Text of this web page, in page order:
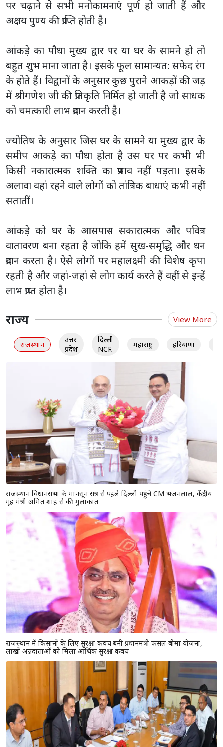
पर चढ़ाने से सभी मनोकामनाएं पूर्ण हो जाती हैं और
अक्षय पुण्य की प्राप्ति होती है।
आंकड़े का पौधा मुख्य द्वार पर या घर के सामने हो तो
बहुत शुभ माना जाता है। इसके फूल सामान्यत: सफेद रंग
के होते हैं। विद्वानों के अनुसार कुछ पुराने आकड़ों की जड़
में श्रीगणेश जी की प्रतिकृति निर्मित हो जाती है जो साधक
को चमत्कारी लाभ प्रदान करती है।
ज्योतिष के अनुसार जिस घर के सामने या मुख्य द्वार के
समीप आकड़े का पौधा होता है उस घर पर कभी भी
किसी नकारात्मक शक्ति का प्रभाव नहीं पड़ता। इसके
अलावा वहां रहने वाले लोगों को तांत्रिक बाधाएं कभी नहीं
सतातीं।
आंकड़े को घर के आसपास सकारात्मक और पवित्र
वातावरण बना रहता है जोकि हमें सुख-समृद्धि और धन
प्रदान करता है। ऐसे लोगों पर महालक्ष्मी की विशेष कृपा
रहती है और जहां-जहां से लोग कार्य करते हैं वहीं से इन्हें
लाभ प्राप्त होता है।
राज्य View More
राजस्थान
उत्तर
प्रदेश
दिल्ली
NCR
महाराष्ट्र हरियाणा
राजस्थान विधानसभा के मानसून सत्र से पहले दिल्ली पहुंचे CM भजनलाल, केंद्रीय
गृह मंत्री अमित शाह से की मुलाकात
राजस्थान में किसानों के लिए सुरक्षा कवच बनी प्रधानमंत्री फसल बीमा योजना,
लाखों अन्नदाताओं को मिला आर्थिक सुरक्षा कवच